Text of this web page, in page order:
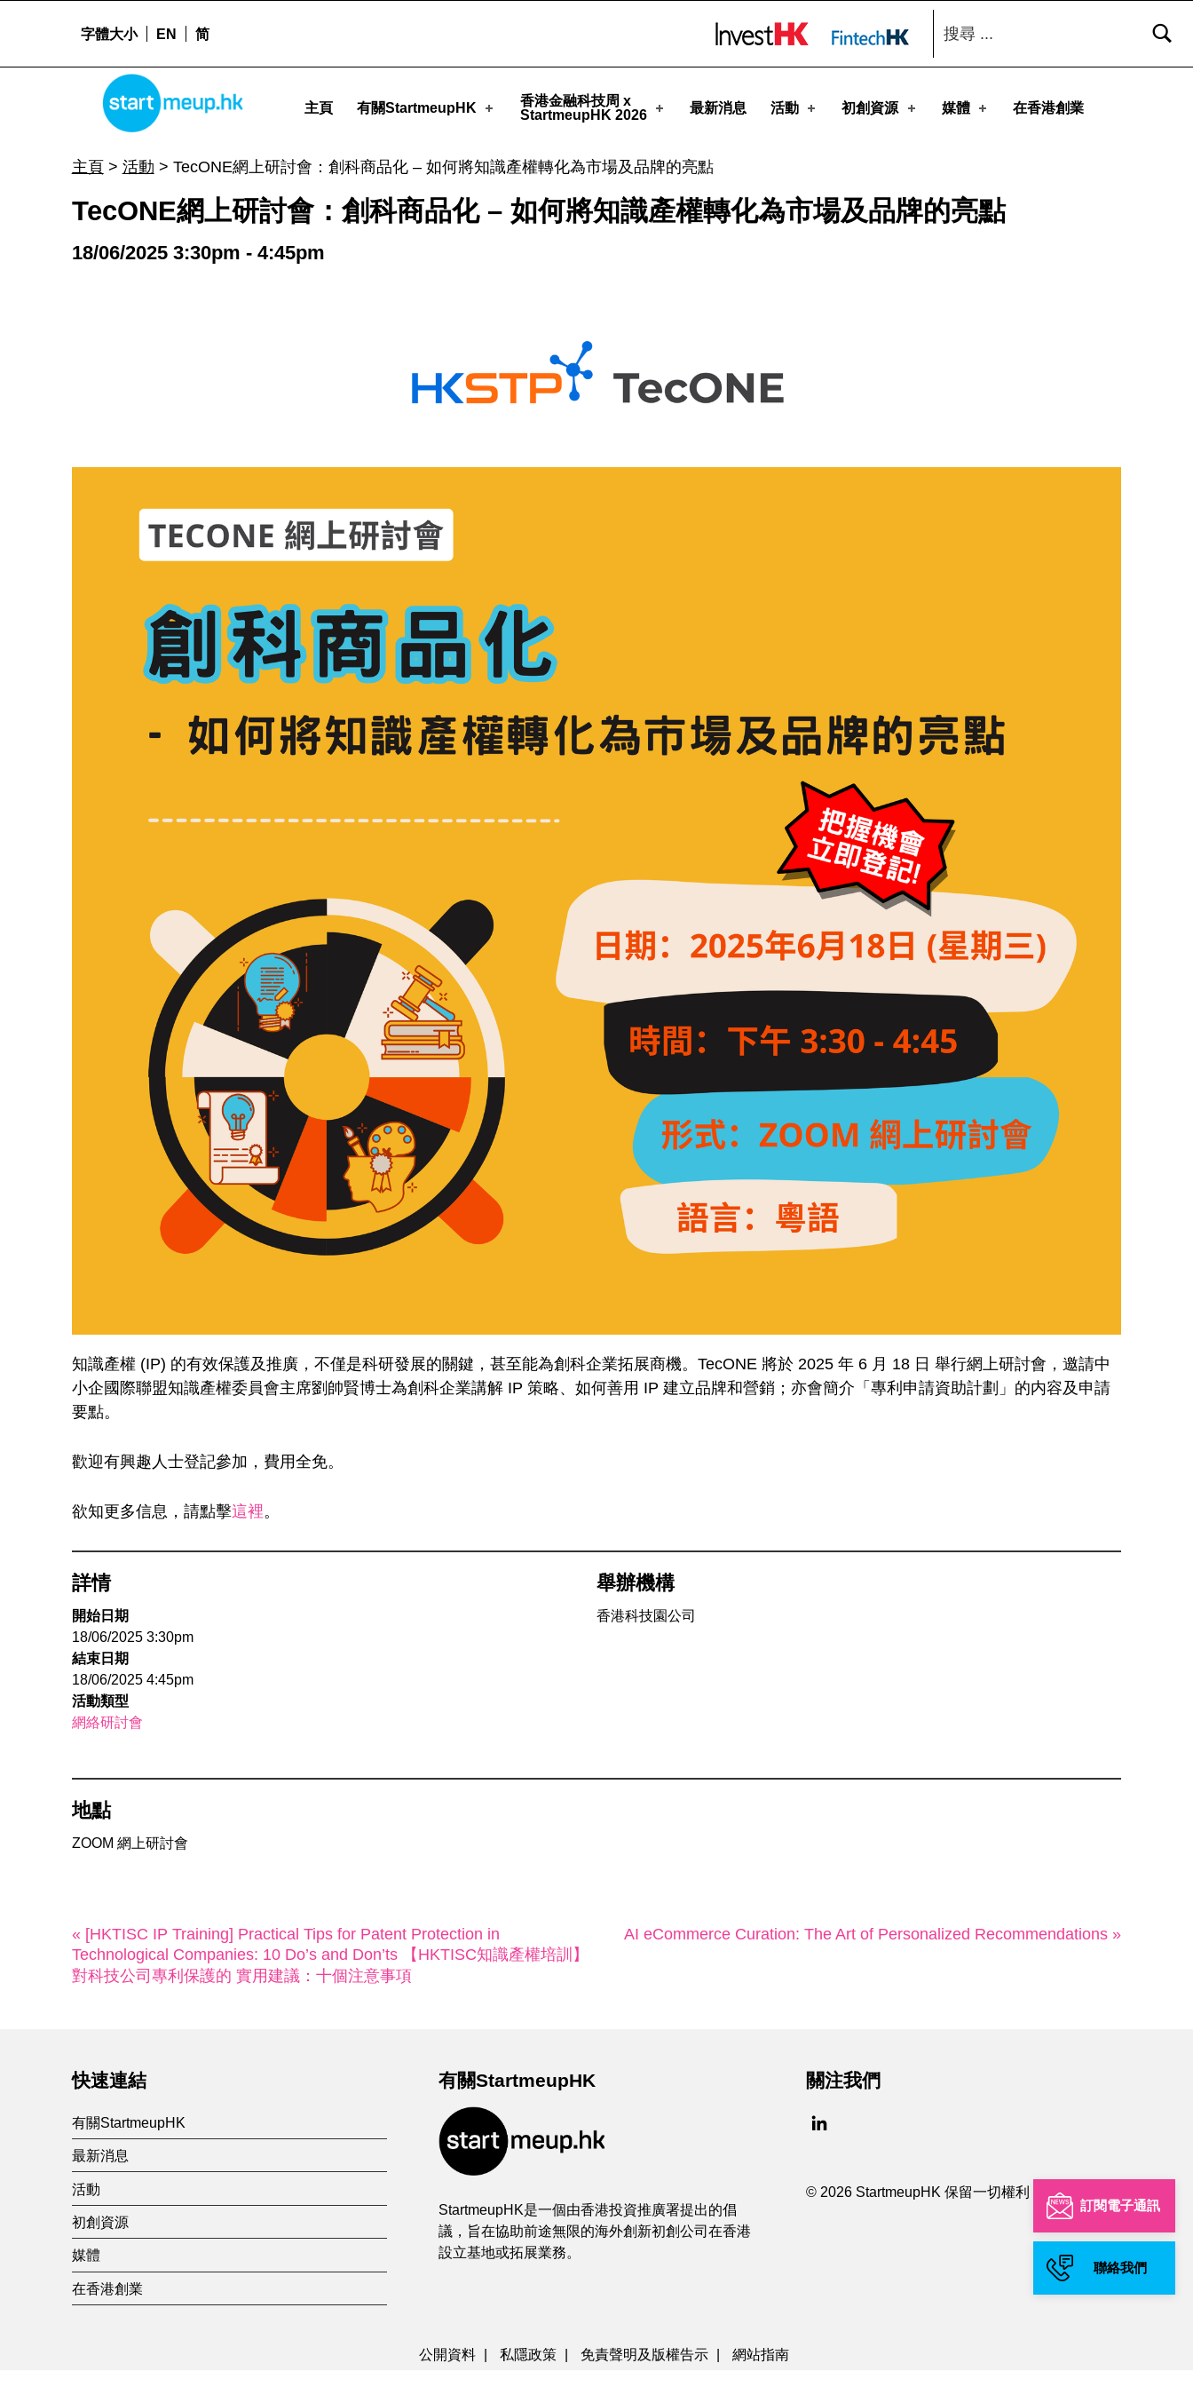
訂閱電子通訊
聯絡我們
TecONE網上研討會：創科商品化 - 如何將知識產權轉化為市場及品牌的亮點 - StartmeupHK
STARTMEUPHK
主頁 有關StartmeupHK
香港金融科技周 x
StartmeupHK 2026
最新消息 活動 初創資源 媒體 在香港創業
字體大小 EN 简
搜尋：
主頁> 活動 > TecONE網上研討會：創科商品化 – 如何將知識產權轉化為市場及品牌的亮點
TecONE網上研討會：創科商品化 – 如何將知識產權轉化為市場及品牌的亮點
18/06/2025 3:30pm - 4:45pm
知識產權 (IP) 的有效保護及推廣，不僅是科研發展的關鍵，甚至能為創科企業拓展商機。TecONE 將於 2025 年 6 月 18 日 舉行網上研討會，邀請中
小企國際聯盟知識產權委員會主席劉帥賢博士為創科企業講解 IP 策略、如何善用 IP 建立品牌和營銷；亦會簡介「專利申請資助計劃」的内容及申請
要點。
歡迎有興趣人士登記參加，費用全免。
欲知更多信息，請點擊這裡。
詳情
開始日期
18/06/2025 3:30pm
結束日期
18/06/2025 4:45pm
活動類型
網絡研討會
舉辦機構
香港科技園公司
地點
ZOOM 網上研討會
« [HKTISC IP Training] Practical Tips for Patent Protection in
Technological Companies: 10 Do’s and Don’ts 【HKTISC知識產權培訓】
對科技公司專利保護的 實用建議：十個注意事項
AI eCommerce Curation: The Art of Personalized Recommendations »
快速連結
有關StartmeupHK
最新消息
活動
初創資源
媒體
在香港創業
有關StartmeupHK
StartmeupHK是一個由香港投資推廣署提出的倡
議，旨在協助前途無限的海外創新初創公司在香港
設立基地或拓展業務。
關注我們
© 2026 StartmeupHK 保留一切權利
公開資料 | 私隱政策 | 免責聲明及版權告示 | 網站指南